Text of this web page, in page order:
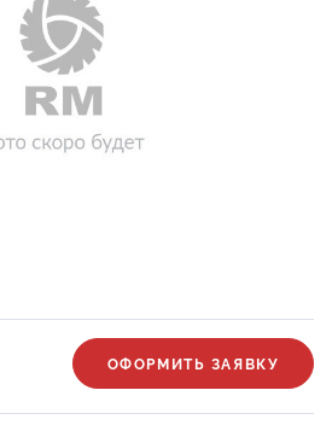
ОФОРМИТЬ ЗАЯВКУ